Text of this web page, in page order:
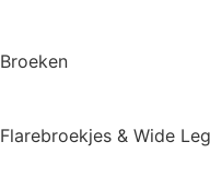
Broeken
Flarebroekjes & Wide